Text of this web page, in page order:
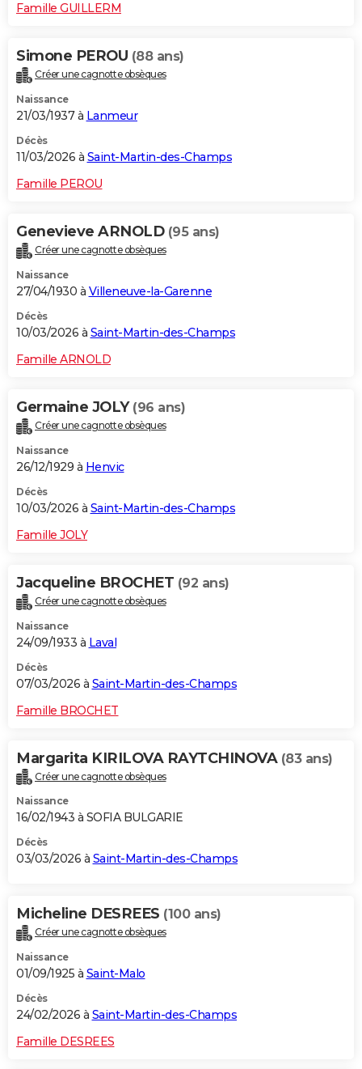
Famille GUILLERM
Simone PEROU (88 ans)
Créer une cagnotte obsèques
Naissance
21/03/1937 à Lanmeur
Décès
11/03/2026 à Saint-Martin-des-Champs
Famille PEROU
Genevieve ARNOLD (95 ans)
Créer une cagnotte obsèques
Naissance
27/04/1930 à Villeneuve-la-Garenne
Décès
10/03/2026 à Saint-Martin-des-Champs
Famille ARNOLD
Germaine JOLY (96 ans)
Créer une cagnotte obsèques
Naissance
26/12/1929 à Henvic
Décès
10/03/2026 à Saint-Martin-des-Champs
Famille JOLY
Jacqueline BROCHET (92 ans)
Créer une cagnotte obsèques
Naissance
24/09/1933 à Laval
Décès
07/03/2026 à Saint-Martin-des-Champs
Famille BROCHET
Margarita KIRILOVA RAYTCHINOVA (83 ans)
Créer une cagnotte obsèques
Naissance
16/02/1943 à SOFIA BULGARIE
Décès
03/03/2026 à Saint-Martin-des-Champs
Micheline DESREES (100 ans)
Créer une cagnotte obsèques
Naissance
01/09/1925 à Saint-Malo
Décès
24/02/2026 à Saint-Martin-des-Champs
Famille DESREES